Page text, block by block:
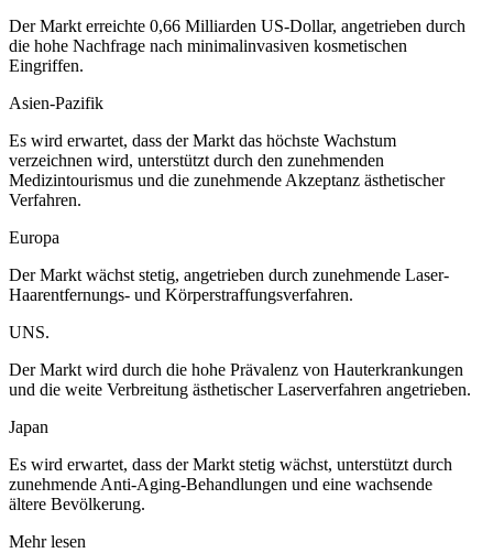
Der Markt erreichte 0,66 Milliarden US-Dollar, angetrieben durch
die hohe Nachfrage nach minimalinvasiven kosmetischen
Eingriffen.
Asien-Pazifik
Es wird erwartet, dass der Markt das höchste Wachstum
verzeichnen wird, unterstützt durch den zunehmenden
Medizintourismus und die zunehmende Akzeptanz ästhetischer
Verfahren.
Europa
Der Markt wächst stetig, angetrieben durch zunehmende Laser-
Haarentfernungs- und Körperstraffungsverfahren.
UNS.
Der Markt wird durch die hohe Prävalenz von Hauterkrankungen
und die weite Verbreitung ästhetischer Laserverfahren angetrieben.
Japan
Es wird erwartet, dass der Markt stetig wächst, unterstützt durch
zunehmende Anti-Aging-Behandlungen und eine wachsende
ältere Bevölkerung.
Mehr lesen